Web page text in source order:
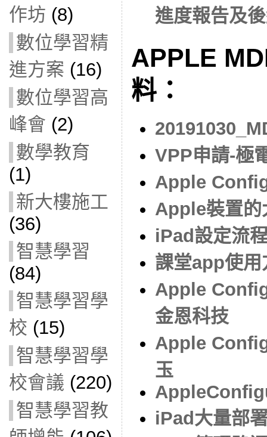
作坊 (8)
數位學習精
進方案 (16)
數位學習高
峰會 (2)
數學教育
(1)
新大樓施工
(36)
智慧學習
(84)
智慧學習學
校 (15)
智慧學習學
校會議 (220)
智慧學習教
進度報告及
APPLE
料：
VPP申請-極
Apple
Apple裝置的
iPad設定流
課堂app使
Apple
金恩科技
Apple
玉
iPad大量部